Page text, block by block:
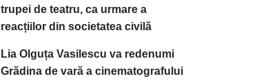
trupei de teatru, ca urmare a
reacțiilor din societatea civilă
Lia Olguța Vasilescu va redenumi
Grădina de vară a cinematografului